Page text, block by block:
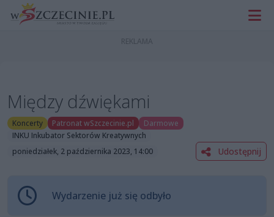
Między dźwiękami
Koncerty Patronat wSzczecinie.pl
Darmowe
INKU Inkubator Sektorów Kreatywnych
poniedziałek, 2 października 2023, 14:00
Udostępnij
Wydarzenie już się odbyło